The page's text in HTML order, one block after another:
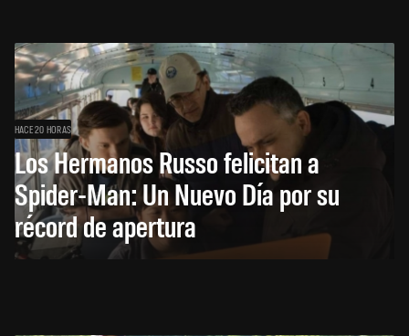
HACE 20 HORAS
Los Hermanos Russo felicitan a
Spider-Man: Un Nuevo Día por su
récord de apertura